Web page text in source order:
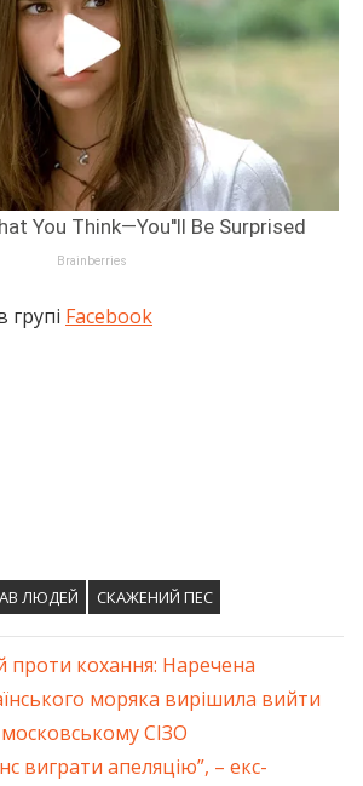
групі Facebook
ЛЮДЕЙ СКАЖЕНИЙ ПЕС
проти кохання: Наречена
моряка вирішила вийти
СІЗО
виграти апеляцію”, – екс-